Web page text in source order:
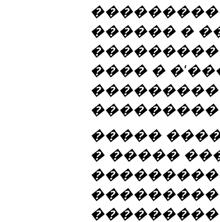
������ �
���� �
�����
� �����